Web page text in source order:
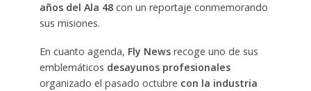
años del Ala 48 con un reportaje conmemorando
sus misiones.
En cuanto agenda, Fly Newsrecoge uno de sus
emblemáticos desayunos profesionales
organizado el pasado octubre con la industria